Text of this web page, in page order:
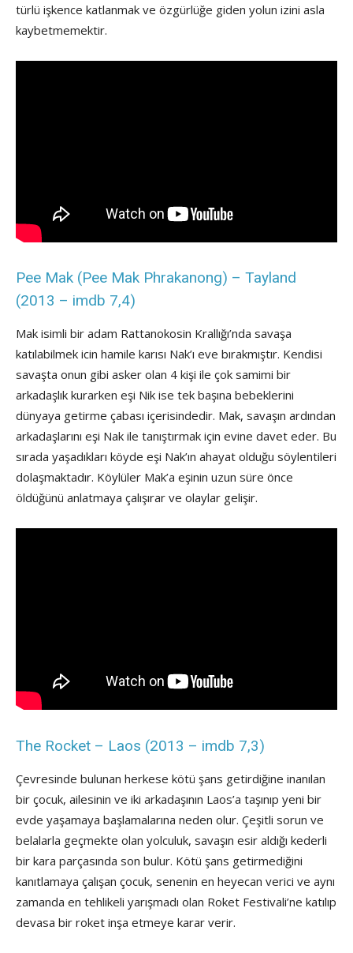
türlü işkence katlanmak ve özgürlüğe giden yolun izini asla
kaybetmemektir.
Pee Mak (Pee Mak Phrakanong) – Tayland
(2013 – imdb 7,4)
Mak isimli bir adam Rattanokosin Krallığı’nda savaşa
katılabilmek icin hamile karısı Nak’ı eve bırakmıştır. Kendisi
savaşta onun gibi asker olan 4 kişi ile çok samimi bir
arkadaşlık kurarken eşi Nik ise tek başına bebeklerini
dünyaya getirme çabası içerisindedir. Mak, savaşın ardından
arkadaşlarını eşi Nak ile tanıştırmak için evine davet eder. Bu
sırada yaşadıkları köyde eşi Nak’ın ahayat olduğu söylentileri
dolaşmaktadır. Köylüler Mak’a eşinin uzun süre önce
öldüğünü anlatmaya çalışırar ve olaylar gelişir.
The Rocket – Laos (2013 – imdb 7,3)
Çevresinde bulunan herkese kötü şans getirdiğine inanılan
bir çocuk, ailesinin ve iki arkadaşının Laos’a taşınıp yeni bir
evde yaşamaya başlamalarına neden olur. Çeşitli sorun ve
belalarla geçmekte olan yolculuk, savaşın esir aldığı kederli
bir kara parçasında son bulur. Kötü şans getirmediğini
kanıtlamaya çalışan çocuk, senenin en heyecan verici ve aynı
zamanda en tehlikeli yarışmadı olan Roket Festivali’ne katılıp
devasa bir roket inşa etmeye karar verir.